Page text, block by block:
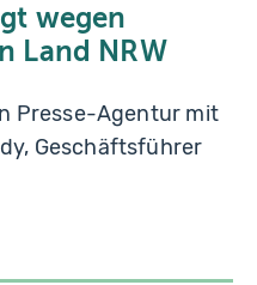
wegen
Land NRW
Presse-Agentur mit
Geschäftsführer